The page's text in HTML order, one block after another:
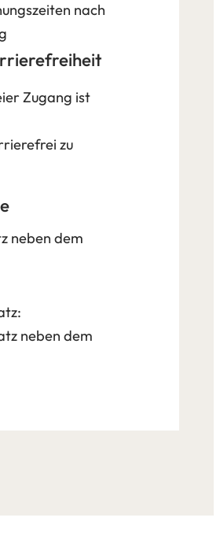
nach
Zugang ist
zu
neben dem
neben dem